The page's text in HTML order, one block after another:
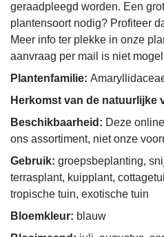
geraadpleegd worden. Een
plantensoort nodig? Profiteer
Meer info ter plekke in onze
aanvraag per mail is niet
Plantenfamilie:
Herkomst van de natuurlijke
Beschikbaarheid: Deze
ons assortiment, niet onze
Gebruik: groepsbeplanting,
terrasplant, kuipplant,
tropische tuin, exotische tuin
Bloemkleur: blauw